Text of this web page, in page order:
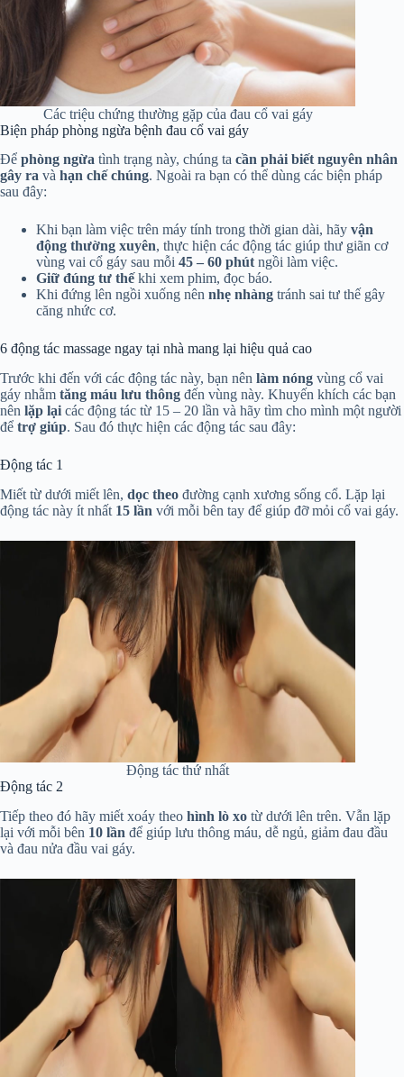
Các triệu chứng thường gặp của đau cổ vai gáy
Biện pháp phòng ngừa bệnh đau cổ vai gáy
Để phòng ngừa tình trạng này, chúng ta cần phải biết nguyên nhân
gây ra và hạn chế chúng. Ngoài ra bạn có thể dùng các biện pháp
sau đây:
Khi bạn làm việc trên máy tính trong thời gian dài, hãy vận
động thường xuyên, thực hiện các động tác giúp thư giãn cơ
vùng vai cổ gáy sau mỗi 45 – 60 phút ngồi làm việc.
Giữ đúng tư thếkhi xem phim, đọc báo.
Khi đứng lên ngồi xuống nên nhẹ nhàng tránh sai tư thế gây
căng nhức cơ.
6 động tác massage ngay tại nhà mang lại hiệu quả cao
Trước khi đến với các động tác này, bạn nên làm nóng vùng cổ vai
gáy nhằm tăng máu lưu thông đến vùng này. Khuyến khích các bạn
nên lặp lại các động tác từ 15 – 20 lần và hãy tìm cho mình một người
để trợ giúp. Sau đó thực hiện các động tác sau đây:
Động tác 1
Miết từ dưới miết lên, dọc theo đường cạnh xương sống cổ. Lặp lại
động tác này ít nhất 15 lần với mỗi bên tay để giúp đỡ mỏi cổ vai gáy.
Động tác thứ nhất
Động tác 2
Tiếp theo đó hãy miết xoáy theo hình lò xo từ dưới lên trên. Vẫn lặp
lại với mỗi bên 10 lần để giúp lưu thông máu, dễ ngủ, giảm đau đầu
và đau nửa đầu vai gáy.